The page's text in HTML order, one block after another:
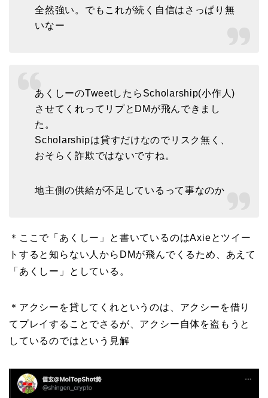
全然強い。でもこれが続く自信はさっぱり無
いなー
あくしーのTweetしたらScholarship(小作人)
させてくれってリプとDMが飛んできまし
た。
Scholarshipは貸すだけなのでリスク無く、
おそらく詐欺ではないですね。
地主側の供給が不足しているって事なのか
＊ここで「あくしー」と書いているのはAxieとツイー
トすると知らない人からDMが飛んでくるため、あえて
「あくしー」としている。
＊アクシーを貸してくれというのは、アクシーを借り
てプレイすることでさるが、アクシー自体を盗もうと
しているのではという見解